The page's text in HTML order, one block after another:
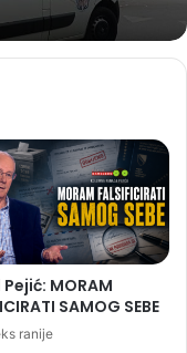
MORAM
SAMOG SEBE
ranije